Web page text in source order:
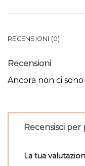
RECENSIONI (0)
Recensioni
Ancora non ci
Recensisci
La tua